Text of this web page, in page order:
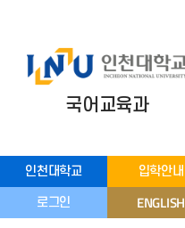
인천대학교 입학안내
로그인 ENGLISH
국어교육과